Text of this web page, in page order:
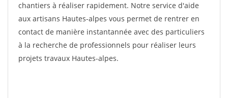
chantiers à réaliser rapidement. Notre service d'aide
aux artisans Hautes-alpes vous permet de rentrer en
contact de manière instantannée avec des particuliers
à la recherche de professionnels pour réaliser leurs
projets travaux Hautes-alpes.